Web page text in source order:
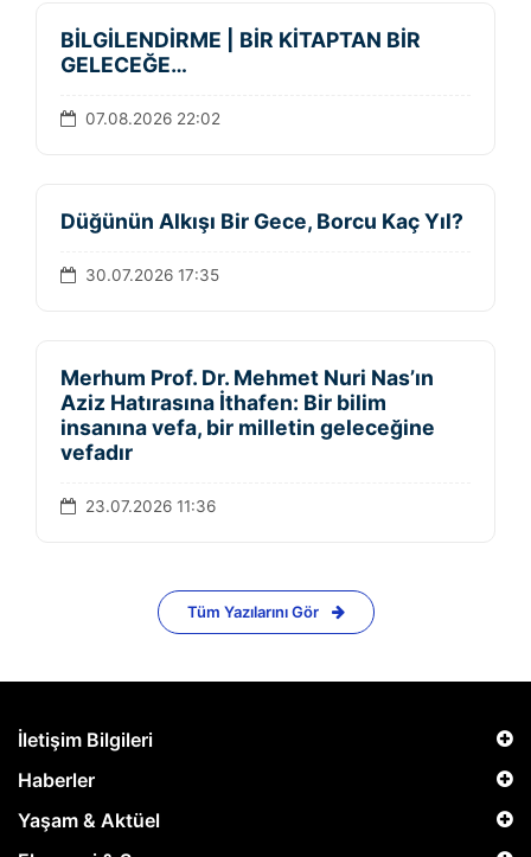
BİLGİLENDİRME | BİR KİTAPTAN BİR
GELECEĞE…
07.08.2026 22:02
Düğünün Alkışı Bir Gece, Borcu Kaç Yıl?
30.07.2026 17:35
Merhum Prof. Dr. Mehmet Nuri Nas’ın
Aziz Hatırasına İthafen: Bir bilim
insanına vefa, bir milletin geleceğine
vefadır
23.07.2026 11:36
Tüm Yazılarını Gör
İletişim Bilgileri
Haberler
Yaşam & Aktüel